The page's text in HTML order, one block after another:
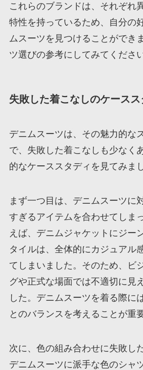
これらのブランドは、それぞれ
特性を持っているため、自分の
ムスーツを見つけることができ
ツ選びの参考にしてみてください
失敗した着こなしのケースス
デニムスーツは、その魅力的な
で、失敗した着こなしも少なく
的なケーススタディを見てみま
まず一つ目は、デニムスーツに
すぎるアイテムを合わせてしま
えば、デニムジャケットにジー
タイルは、全体的にカジュアル
てしまいました。そのため、ビ
グや正式な場面では不適切に見
した。デニムスーツを着る際に
とのバランスを考えることが重
次に、色の組み合わせに失敗し
デニムスーツに派手な色のシャ